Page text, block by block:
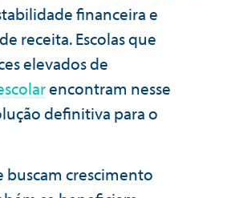
financeira e
receita. Escolas que
elevados de
encontram nesse
definitiva para o
buscam crescimento